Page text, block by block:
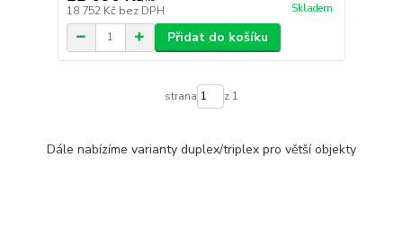
18 752 Kč bez DPH Skladem
Přidat do košíku
strana z 1
Dále nabízíme varianty duplex/triplex pro větší objekty